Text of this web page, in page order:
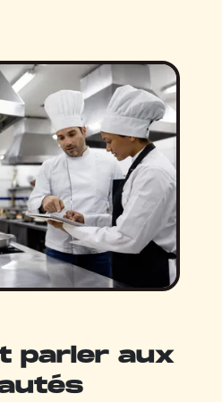
parler aux